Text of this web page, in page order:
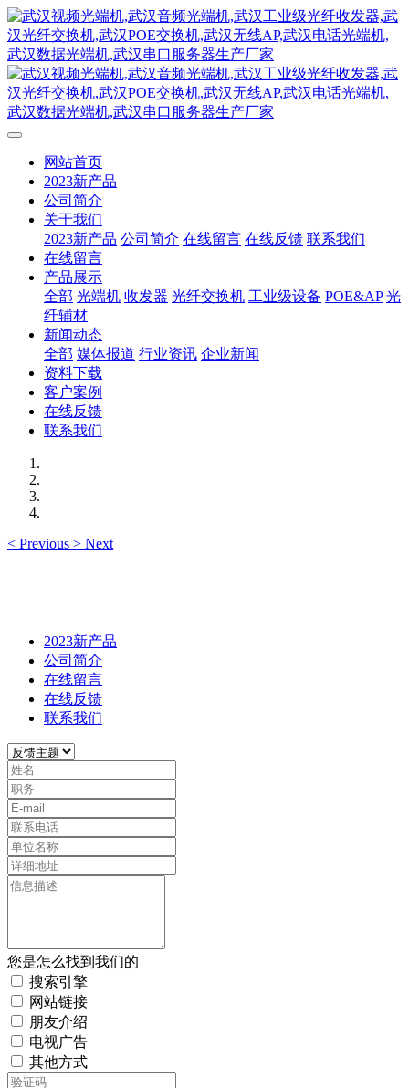
网站首页
2023新产品
公司简介
关于我们
2023新产品 公司简介 在线留言 在线反馈 联系我们
在线留言
产品展示
全部 光端机 收发器 光纤交换机 工业级设备 POE&AP 光
纤辅材
新闻动态
全部 媒体报道 行业资讯 企业新闻
资料下载
客户案例
在线反馈
联系我们
< Previous > Next
2023新产品
公司简介
在线留言
在线反馈
联系我们
您是怎么找到我们的
搜索引擎
网站链接
朋友介绍
电视广告
其他方式